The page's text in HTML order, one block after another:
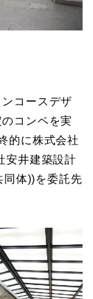
コースデザ
コンペを実
的に株式会社
安井建築設計
同体))を委託先